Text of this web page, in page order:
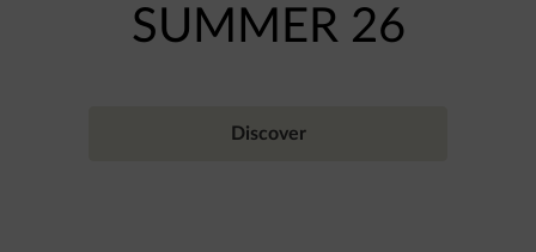
SUMMER 26
Discover